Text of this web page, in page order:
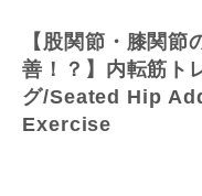
【股関節・膝関節
善！？】内転筋ト
グ/Seated Hip
Exercise